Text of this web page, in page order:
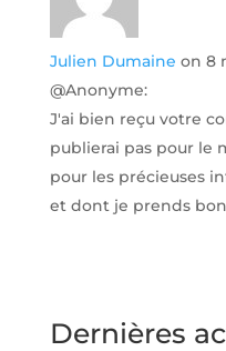
Julien Dumaine on 8
@Anonyme:
J'ai bien reçu votre
publierai pas pour le
pour les précieuses
et dont je prends
Dernières